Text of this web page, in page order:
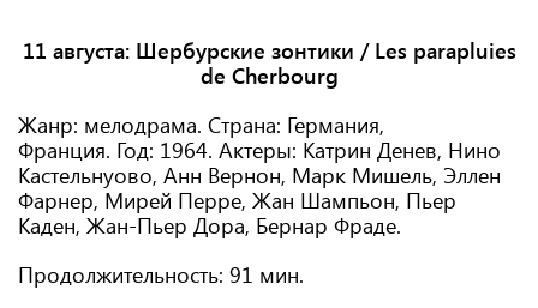
11 августа: Шербурские зонтики / Les parapluies
de Cherbourg
Жанр: мелодрама. Страна: Германия,
Франция. Год: 1964. Актеры: Катрин Денев, Нино
Кастельнуово, Анн Вернон, Марк Мишель, Эллен
Фарнер, Мирей Перре, Жан Шампьон, Пьер
Каден, Жан-Пьер Дора, Бернар Фраде.
Продолжительность: 91 мин.